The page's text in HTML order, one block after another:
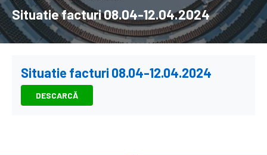
Situatie facturi 08.04-12.04.2024
Situatie facturi 08.04-12.04.2024
DESCARCĂ